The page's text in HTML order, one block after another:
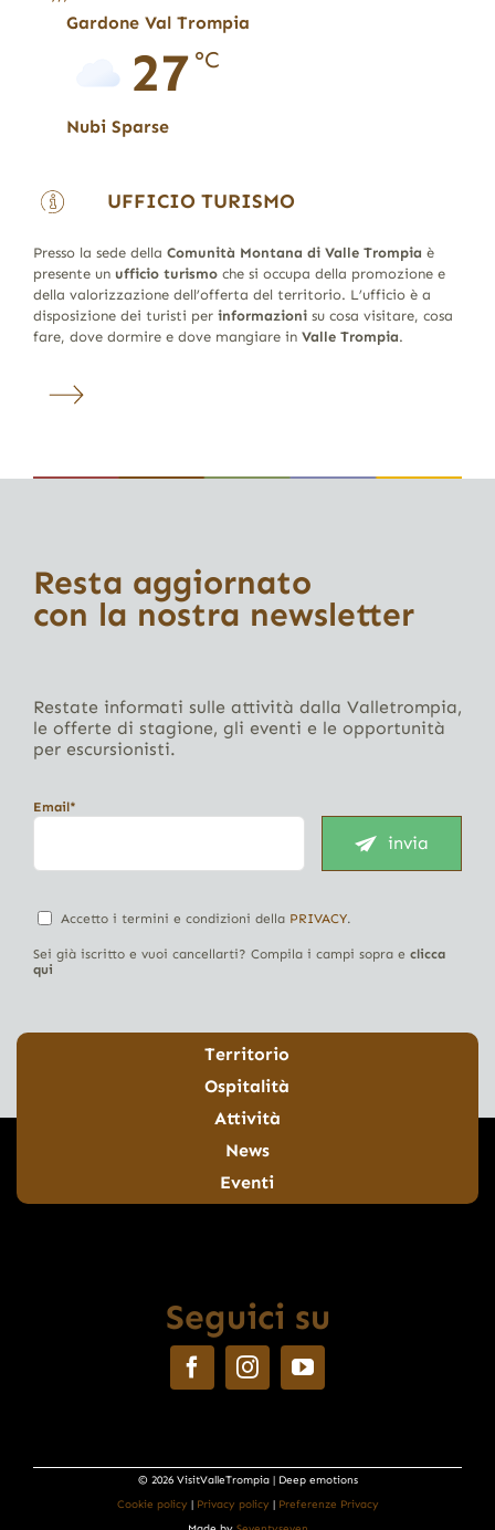
Gardone Val Trompia
27 °C
Nubi Sparse
UFFICIO TURISMO
Presso la sede della Comunità Montana di Valle Trompia è
presente un ufficio turismoche si occupa della promozione e
della valorizzazione dell’offerta del territorio. L’ufficio è a
disposizione dei turisti per informazionisu cosa visitare, cosa
fare, dove dormire e dove mangiare in Valle Trompia.
Resta aggiornato
con la nostra newsletter
Restate informati sulle attività dalla Valletrompia,
le offerte di stagione, gli eventi e le opportunità
per escursionisti.
Email*
invia
Accetto i termini e condizioni della PRIVACY.
Sei già iscritto e vuoi cancellarti? Compila i campi sopra e clicca
qui
Territorio
Ospitalità
Attività
News
Eventi
Seguici su
© 2026 VisitValleTrompia | Deep emotions
Cookie policy
Privacy policy
Preferenze Privacy